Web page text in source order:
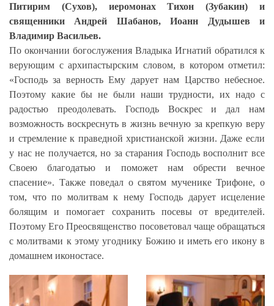
Питирим (Сухов), иеромонах Тихон (Зубакин) и
священники Андрей Шабанов, Иоанн Дудышев и
Владимир Васильев.
По окончании богослужения Владыка Игнатий обратился к
верующим с архипастырским словом, в котором отметил:
«Господь за верность Ему дарует нам Царство небесное.
Поэтому какие бы не были наши трудности, их надо с
радостью преодолевать. Господь Воскрес и дал нам
возможность воскреснуть в жизнь вечную за крепкую веру
и стремление к праведной христианской жизни. Даже если
у нас не получается, но за старания Господь восполнит все
Своею благодатью и поможет нам обрести вечное
спасение». Также поведал о святом мученике Трифоне, о
том, что по молитвам к нему Господь дарует исцеление
болящим и помогает сохранить посевы от вредителей.
Поэтому Его Преосвященство посоветовал чаще обращаться
с молитвами к этому угоднику Божию и иметь его икону в
домашнем иконостасе.